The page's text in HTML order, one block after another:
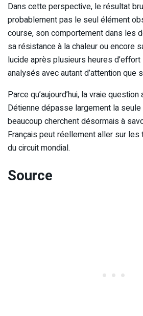
Dans cette perspective, le résultat
probablement pas le seul élément
course, son comportement dans les
sa résistance à la chaleur ou encore
lucide après plusieurs heures
analysés avec autant d’attention que
Parce qu’aujourd’hui, la vraie
Détienne dépasse largement la seule
beaucoup cherchent désormais à
Français peut réellement aller sur
du circuit mondial.
Source